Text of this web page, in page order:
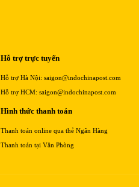
Hỗ trợ trực tuyến
Hỗ trợ Hà Nội: saigon@indochinapost.com
Hỗ trợ HCM: saigon@indochinapost.com
Hình thức thanh toán
Thanh toán online qua thẻ Ngân Hàng
Thanh toán tại Văn Phòng